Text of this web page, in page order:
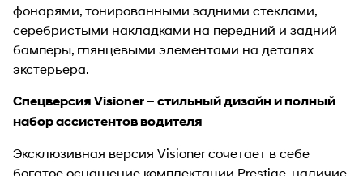
фонарями, тонированными задними стеклами,
серебристыми накладками на передний и задний
бамперы, глянцевыми элементами на деталях
экстерьера.
Спецверсия Visioner – стильный дизайн и полный
набор ассистентов водителя
Эксклюзивная версия Visioner сочетает в себе
богатое оснащение комплектации Prestige, наличие